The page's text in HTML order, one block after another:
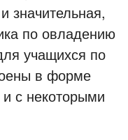
значительная,
по овладению
учащихся по
в форме
с некоторыми